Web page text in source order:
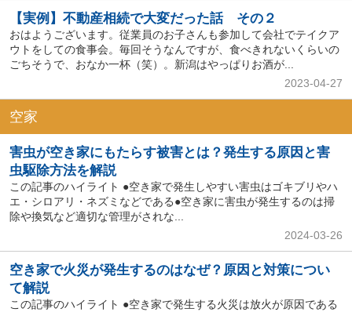
【実例】不動産相続で大変だった話 その２
おはようございます。従業員のお子さんも参加して会社でテイクア
ウトをしての食事会。毎回そうなんですが、食べきれないくらいの
ごちそうで、おなか一杯（笑）。新潟はやっぱりお酒が...
2023-04-27
空家
害虫が空き家にもたらす被害とは？発生する原因と害
虫駆除方法を解説
この記事のハイライト ●空き家で発生しやすい害虫はゴキブリやハ
エ・シロアリ・ネズミなどである●空き家に害虫が発生するのは掃
除や換気など適切な管理がされな...
2024-03-26
空き家で火災が発生するのはなぜ？原因と対策につい
て解説
この記事のハイライト ●空き家で発生する火災は放火が原因である